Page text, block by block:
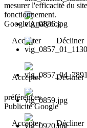
mesurer l'efficacité du
fonctionnement.
Google Analytics
Accepter
Décliner
Accepter
Décliner
préférences.
Publicité Google
Accepter
Décliner